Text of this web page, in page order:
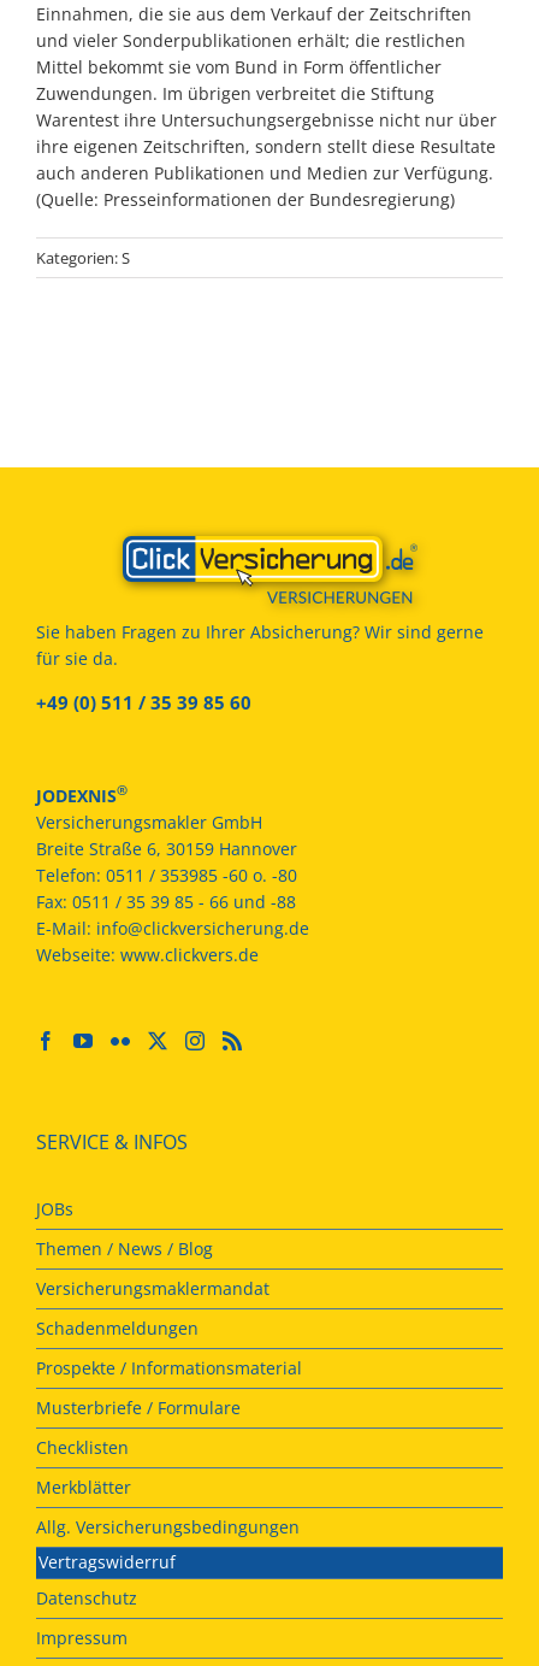
Einnahmen, die sie aus dem Verkauf der Zeitschriften
und vieler Sonderpublikationen erhält; die restlichen
Mittel bekommt sie vom Bund in Form öffentlicher
Zuwendungen. Im übrigen verbreitet die Stiftung
Warentest ihre Untersuchungsergebnisse nicht nur über
ihre eigenen Zeitschriften, sondern stellt diese Resultate
auch anderen Publikationen und Medien zur Verfügung.
(Quelle: Presseinformationen der Bundesregierung)
Kategorien:S
Sie haben Fragen zu Ihrer Absicherung? Wir sind gerne
für sie da.
+49 (0) 511 / 35 39 85 60
JODEXNIS®
Versicherungsmakler GmbH
Breite Straße 6, 30159 Hannover
Telefon: 0511 / 353985 -60 o. -80
Fax: 0511 / 35 39 85 - 66 und -88
E-Mail: info@clickversicherung.de
Webseite: www.clickvers.de
SERVICE & INFOS
JOBs
Themen / News / Blog
Versicherungsmaklermandat
Schadenmeldungen
Prospekte / Informationsmaterial
Musterbriefe / Formulare
Checklisten
Merkblätter
Allg. Versicherungsbedingungen
Vertragswiderruf
Datenschutz
Impressum